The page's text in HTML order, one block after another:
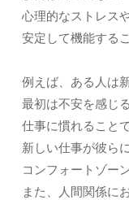
心理的なストレス
安定して機能する
例えば、ある人は
最初は不安を感じ
仕事に慣れること
新しい仕事が彼ら
コンフォートゾー
また、人間関係に